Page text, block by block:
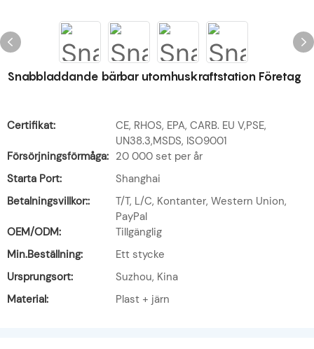
Snabbladdande bärbar utomhuskraftstation Företag
Certifikat:
CE, RHOS, EPA, CARB. EU V,PSE,
UN38.3,MSDS, ISO9001
Försörjningsförmåga: 20 000 set per år
Starta Port:
Shanghai
Betalningsvillkor::
T/T, L/C, Kontanter, Western Union,
PayPal
OEM/ODM:
Tillgänglig
Min.Beställning:
Ett stycke
Ursprungsort:
Suzhou, Kina
Material:
Plast + järn